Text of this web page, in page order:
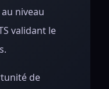
niveau
validant le
de